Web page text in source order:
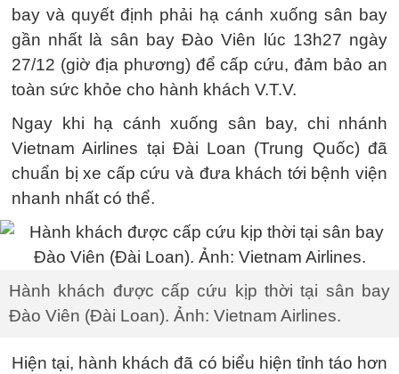
bay và quyết định phải hạ cánh xuống sân bay
gần nhất là sân bay Đào Viên lúc 13h27 ngày
27/12 (giờ địa phương) để cấp cứu, đảm bảo an
toàn sức khỏe cho hành khách V.T.V.
Ngay khi hạ cánh xuống sân bay, chi nhánh
Vietnam Airlines tại Đài Loan (Trung Quốc) đã
chuẩn bị xe cấp cứu và đưa khách tới bệnh viện
nhanh nhất có thể.
Hành khách được cấp cứu kịp thời tại sân bay
Đào Viên (Đài Loan). Ảnh: Vietnam Airlines.
Hiện tại, hành khách đã có biểu hiện tỉnh táo hơn